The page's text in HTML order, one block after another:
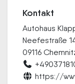
Kontakt
Autohaus
Neefestraße
09116
https://